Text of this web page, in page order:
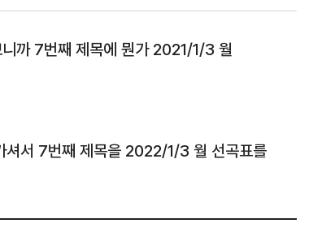
까 7번째 제목에 뭔가 2021/1/3 월
셔서 7번째 제목을 2022/1/3 월 선곡표를